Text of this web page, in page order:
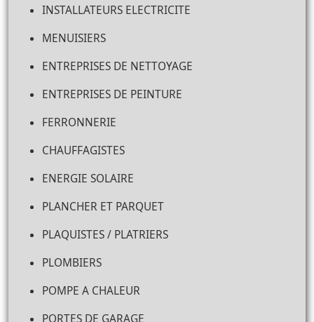
INSTALLATEURS ELECTRICITE
MENUISIERS
ENTREPRISES DE NETTOYAGE
ENTREPRISES DE PEINTURE
FERRONNERIE
CHAUFFAGISTES
ENERGIE SOLAIRE
PLANCHER ET PARQUET
PLAQUISTES / PLATRIERS
PLOMBIERS
POMPE A CHALEUR
PORTES DE GARAGE